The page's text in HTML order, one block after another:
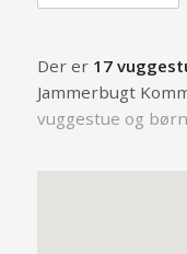
Der er 17
Jammerbugt
vuggestue og